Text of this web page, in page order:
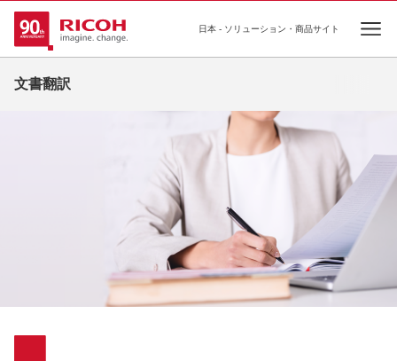
日本 - ソリューション・商品サイト
文書翻訳